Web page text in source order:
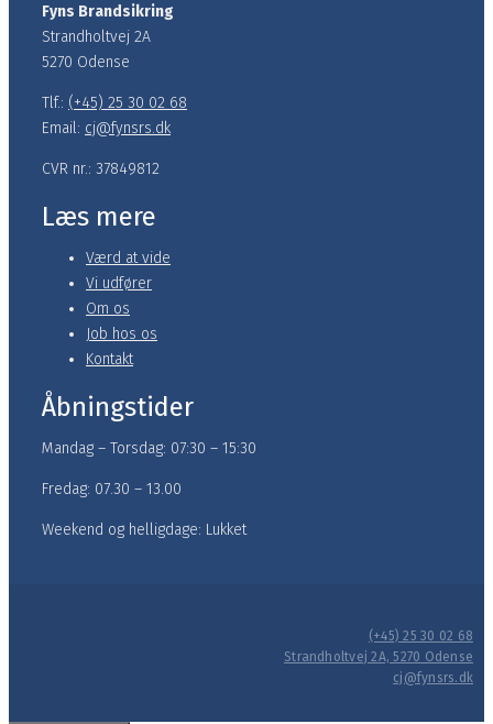
Fyns Brandsikring
Strandholtvej 2A
5270 Odense
Tlf.: (+45) 25 30 02 68
Email: cj@fynsrs.dk
CVR nr.: 37849812
Læs mere
Værd at vide
Vi udfører
Om os
Job hos os
Kontakt
Åbningstider
Mandag – Torsdag: 07:30 – 15:30
Fredag: 07.30 – 13.00
Weekend og helligdage: Lukket
(+45) 25 30 02 68
Strandholtvej 2A, 5270 Odense
cj@fynsrs.dk